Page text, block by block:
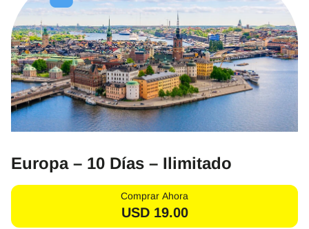
Europa – 10 Días – Ilimitado
Comprar Ahora
USD 19.00